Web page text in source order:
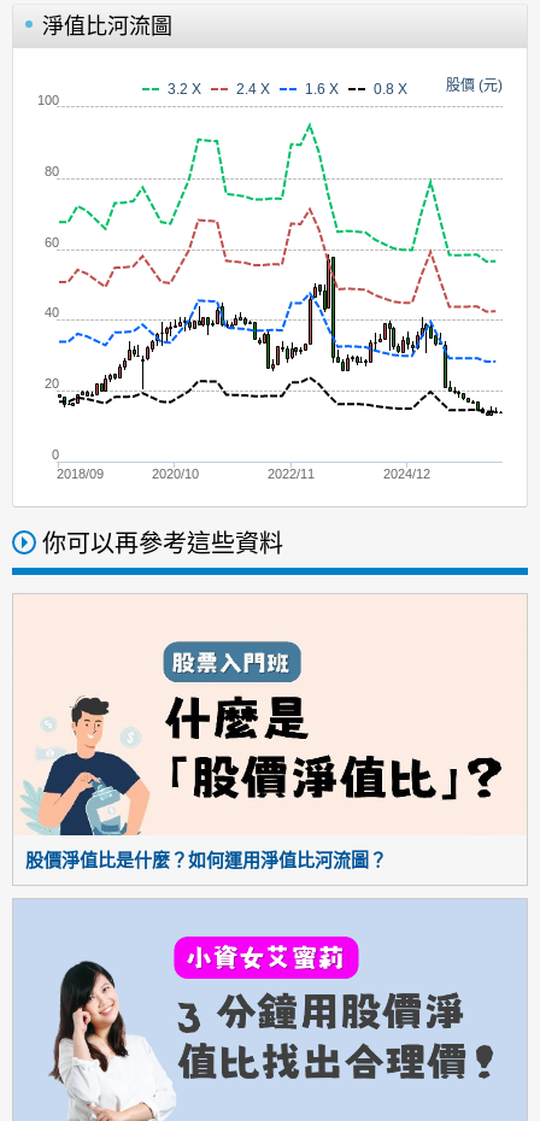
淨值比河流圖
股價 (元)
3.2 X 2.4 X 1.6 X 0.8 X
2018/09 2020/10 2022/11 2024/12
0
20
40
60
80
100
你可以再參考這些資料
股價淨值比是什麼？如何運用淨值比河流圖？